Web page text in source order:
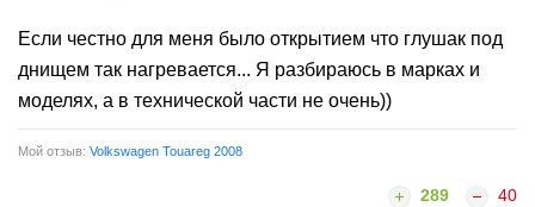
Если честно для меня было открытием что глушак под
днищем так нагревается... Я разбираюсь в марках и
моделях, а в технической части не очень))
Мой отзыв: Volkswagen Touareg 2008
289 40